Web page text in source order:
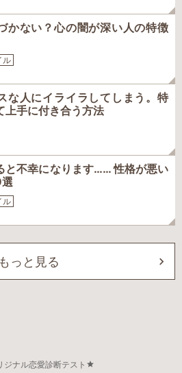
かない？心の闇が深い人の特徴
ル
な人にイライラしてしまう。特
上手に付き合う方法
と不幸になります…… 性格が悪い
ル
もっと見る
ジナル恋愛診断テスト